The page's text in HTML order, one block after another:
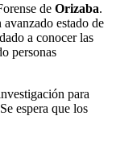
de Orizaba.
estado de
a conocer las
personas
para
espera que los